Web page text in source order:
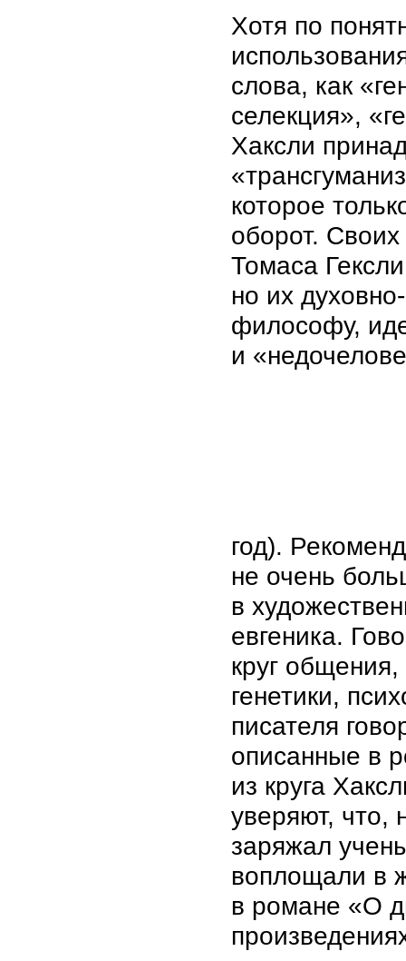
Хотя по
слова, как
селекция»,
Хаксли
которое
оборот.
Томаса
но их
философу,
и
год).
не очень
в
евгеника.
круг
генетики,
писателя
описанные в
из круга
уверяют, что,
заряжал
воплощали в
в романе «О